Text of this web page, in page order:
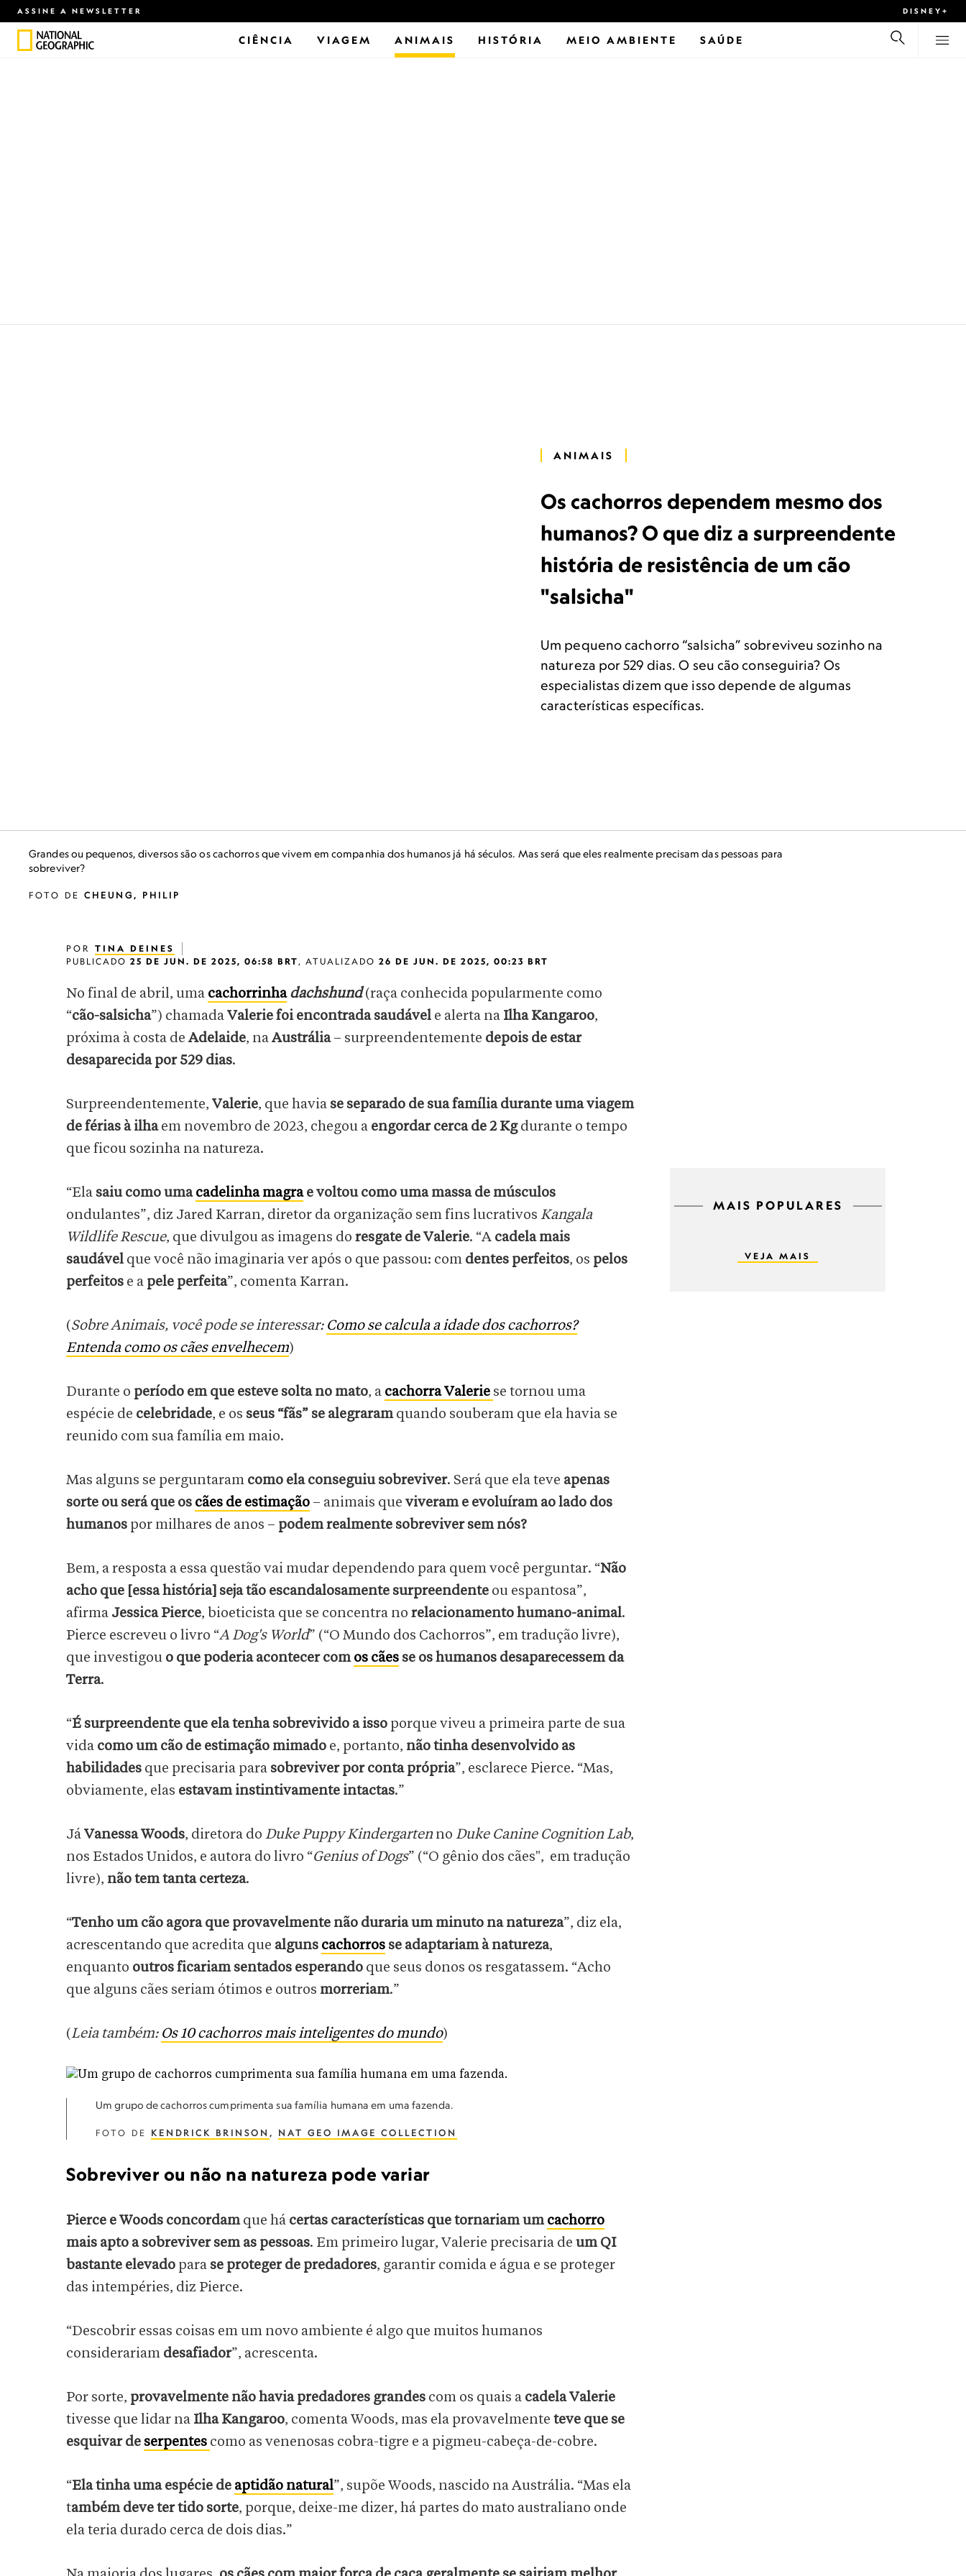
ASSINE A NEWSLETTER DISNEY+
CIÊNCIA VIAGEM ANIMAIS HISTÓRIA MEIO AMBIENTE SAÚDE
ANIMAIS
Os cachorros dependem mesmo dos
humanos? O que diz a surpreendente
história de resistência de um cão
"salsicha"
Um pequeno cachorro “salsicha” sobreviveu sozinho na
natureza por 529 dias. O seu cão conseguiria? Os
especialistas dizem que isso depende de algumas
características específicas.
Grandes ou pequenos, diversos são os cachorros que vivem em companhia dos humanos já há séculos. Mas será que eles realmente precisam das pessoas para
sobreviver?
FOTO DE CHEUNG, PHILIP
POR TINA DEINES
PUBLICADO 25 DE JUN. DE 2025, 06:58 BRT, ATUALIZADO 26 DE JUN. DE 2025, 00:23 BRT
No final de abril, uma cachorrinha dachshund (raça conhecida popularmente como
“cão-salsicha”) chamadaValerie foi encontrada saudável e alerta na Ilha Kangaroo,
próxima à costa de Adelaide, naAustrália– surpreendentemente depois de estar
desaparecida por 529 dias.
Surpreendentemente, Valerie, que havia se separado de sua família durante uma viagem
de férias à ilhaem novembro de 2023, chegou a engordar cerca de 2 Kgdurante o tempo
que ficou sozinha na natureza.
“Ela saiu como umacadelinha magrae voltou como uma massa de músculos
ondulantes”, diz Jared Karran, diretor da organização sem fins lucrativos Kangala
Wildlife Rescue, que divulgou as imagens do resgate de Valerie. “A cadela mais
saudável que você não imaginaria ver após o que passou: com dentes perfeitos, os pelos
perfeitos e a pele perfeita”, comenta Karran.
(Sobre Animais, você pode se interessar: Como se calcula a idade dos cachorros?
Entenda como os cães envelhecem)
Durante o período em que esteve solta no mato, a cachorra Valerie se tornou uma
espécie de celebridade, e os seus “fãs” se alegraramquando souberam que ela havia se
reunido com sua família em maio.
Mas alguns se perguntaram como ela conseguiu sobreviver. Será que ela teve apenas
sorte ou será que os cães de estimação – animais que viveram e evoluíram ao lado dos
humanos por milhares de anos – podem realmente sobreviver sem nós?
Bem, a resposta a essa questão vai mudar dependendo para quem você perguntar. “Não
acho que [essa história] seja tão escandalosamente surpreendente ou espantosa”,
afirma Jessica Pierce, bioeticista que se concentra no relacionamento humano-animal.
Pierce escreveu o livro “A Dog's World” (“O Mundo dos Cachorros”, em tradução livre),
que investigou o que poderia acontecer comos cães se os humanos desaparecessem da
Terra.
“É surpreendente que ela tenha sobrevivido a isso porque viveu a primeira parte de sua
vida como um cão de estimação mimado e, portanto, não tinha desenvolvido as
habilidades que precisaria para sobreviver por conta própria”, esclarece Pierce. “Mas,
obviamente, elas estavam instintivamente intactas.”
JáVanessa Woods, diretora do Duke Puppy Kindergartenno Duke Canine Cognition Lab,
nos Estados Unidos, e autora do livro “Genius of Dogs” (“O gênio dos cães", em tradução
livre), não tem tanta certeza.
“Tenho um cão agora que provavelmente não duraria um minuto na natureza”, diz ela,
acrescentando que acredita que alguns cachorros se adaptariam à natureza,
enquanto outros ficariam sentados esperando que seus donos os resgatassem. “Acho
que alguns cães seriam ótimos e outros morreriam.”
(Leia também: Os 10 cachorros mais inteligentes do mundo)
Um grupo de cachorros cumprimenta sua família humana em uma fazenda.
FOTO DE KENDRICK BRINSON , NAT GEO IMAGE COLLECTION
Sobreviver ou não na natureza pode variar
Pierce e Woods concordamque há certas características que tornariam umcachorro
mais apto a sobreviver sem as pessoas. Em primeiro lugar, Valerie precisaria de um QI
bastante elevado para se proteger de predadores, garantir comida e água e se proteger
das intempéries, diz Pierce.
“Descobrir essas coisas em um novo ambiente é algo que muitos humanos
considerariam desafiador”, acrescenta.
Por sorte, provavelmente não havia predadores grandes com os quais a cadela Valerie
tivesse que lidar na Ilha Kangaroo, comenta Woods, mas ela provavelmente teve que se
esquivar de serpentes como as venenosas cobra-tigre e a pigmeu-cabeça-de-cobre.
“Ela tinha uma espécie de aptidão natural”, supõe Woods, nascido na Austrália. “Mas ela
também deve ter tido sorte, porque, deixe-me dizer, há partes do mato australiano onde
ela teria durado cerca de dois dias.”
MAIS POPULARES
VEJA MAIS